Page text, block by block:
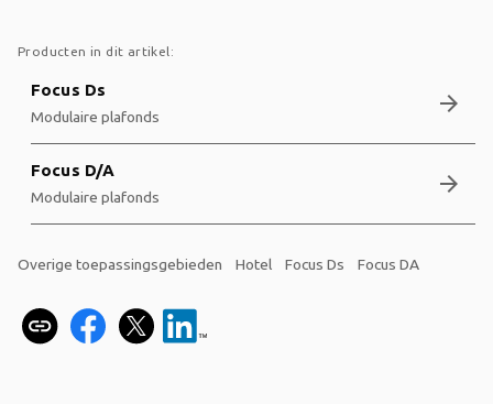
Producten in dit artikel:
Focus Ds
Modulaire plafonds arrow_forward
Focus D/A
Modulaire plafonds arrow_forward
Overige toepassingsgebieden Hotel Focus Ds Focus DA